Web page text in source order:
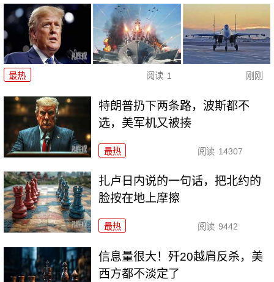
最热 阅读 1 刚刚
特朗普扔下两条路，波斯都不
选，美军机又被揍
最热 阅读 14307
扎卢日内说的一句话，把北约的
脸按在地上摩擦
最热 阅读 9442
信息量很大！歼20越肩反杀，美
西方都不淡定了